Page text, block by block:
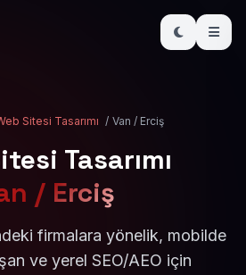
Sitesi Tasarımı / Van / Erciş
Tasarımı
/ Erciş
firmalara yönelik, mobilde
ve yerel SEO/AEO için